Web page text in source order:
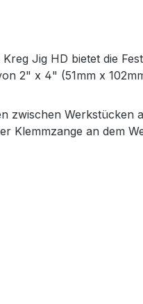
Jig HD bietet die
2" x 4" (51mm x
zwischen
Klemmzange an dem